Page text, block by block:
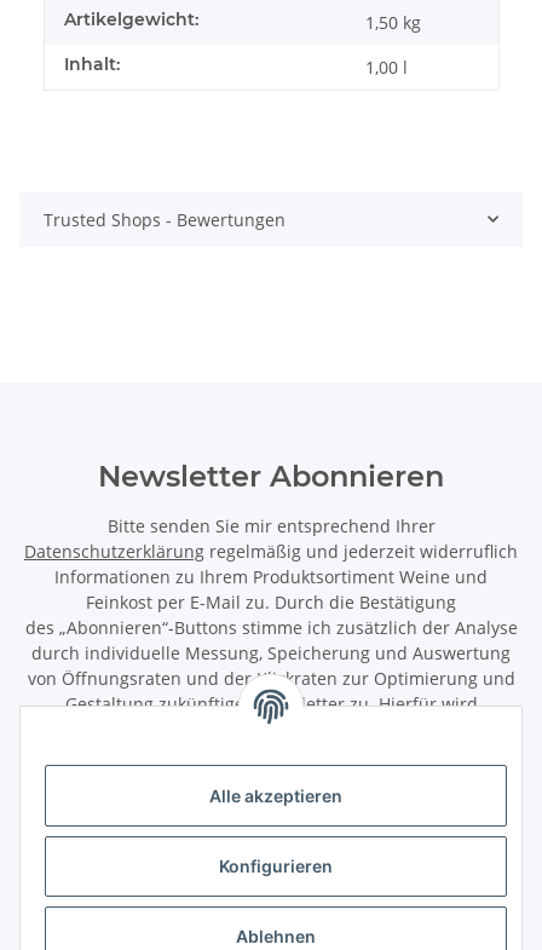
Alle akzeptieren
Konfigurieren
Ablehnen
Artikelgewicht: 1,50 kg
Inhalt: 1,00 l
Trusted Shops - Bewertungen
Newsletter Abonnieren
Bitte senden Sie mir entsprechend Ihrer
Datenschutzerklärung regelmäßig und jederzeit widerruflich
Informationen zu Ihrem Produktsortiment Weine und
Feinkost per E-Mail zu. Durch die Bestätigung
des „Abonnieren“-Buttons stimme ich zusätzlich der Analyse
durch individuelle Messung, Speicherung und Auswertung
von Öffnungsraten und der Klickraten zur Optimierung und
Gestaltung zukünftiger Newsletter zu. Hierfür wird
das Nutzungsverhalten in pseudonymisierter Form
Wirkung für die Zukunft über den Link in unserem Newsletter
abbestellen / widerrufen.